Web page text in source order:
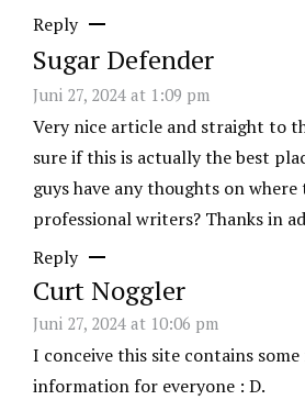
Reply
Sugar Defender
Juni 27, 2024 at 1:09 pm
Very nice article and straight to
sure if this is actually the best
guys have any thoughts on where
professional writers? Thanks in
Reply
Curt Noggler
Juni 27, 2024 at 10:06 pm
I conceive this site contains
information for everyone : D.